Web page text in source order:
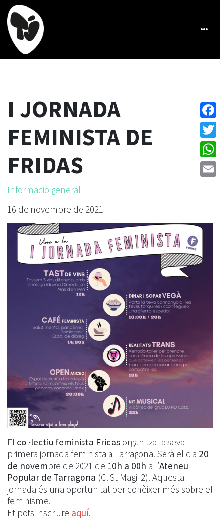
I JORNADA
FEMINISTA DE
FRIDAS
Informació general
16 de novembre de 2021
El col·lectiu feminista Fridas organitza la seva
primera jornada feminista a Tarragona. Serà el dia 20
de novembre de 2021 de 10h a 00h a l’Ateneu
Popular de Tarragona (C. St Magi, 2). Aquesta
jornada és una oportunitat per conèixer més sobre el
feminisme.
Et pots inscriure aquí.